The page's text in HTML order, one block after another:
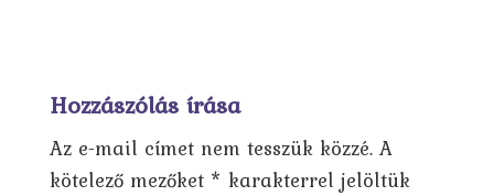
Hozzászólás írása
Az e-mail címet nem tesszük közzé. A
kötelező mezőket * karakterrel jelöltük